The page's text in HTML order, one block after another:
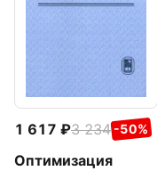
1 617 3 234 -50%
Оптимизация